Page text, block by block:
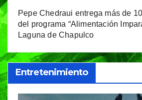
Pepe Chedraui entrega más de
del programa “Alimentación
Laguna de Chapulco
Entretenimiento